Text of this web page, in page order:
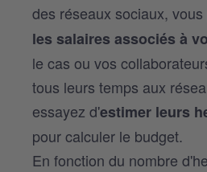
des réseaux sociaux, vous
les salaires associés à
le cas ou vos
tous leurs temps aux
essayez d'estimer leurs
pour calculer le budget.
En fonction du nombre